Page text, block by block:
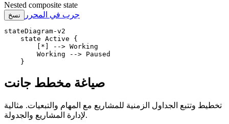
Nested composite state
نسخ جرب في المحرر
stateDiagram-v2
    state Active {
        [*] --> Working
        Working --> Paused
    }
صياغة مخطط جانت
تخطيط وتتبع الجداول الزمنية للمشاريع مع المهام والتبعيات. مثالية
لإدارة المشاريع والجدولة.